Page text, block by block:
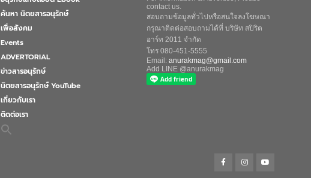
ค้นหา นิตยสารอนุรักษ์
เพื่อสังคม
Events
ADVERTORIAL
ข่าวสารอนุรักษ์
นิตยสารอนุรักษ์ YouTube
เกี่ยวกับเรา
ติดต่อเรา
contact us.
สอบถามข้อมูลทั่วไปหรือสนใจลงโฆษณา
กรุณาติดต่อสอบถามได้ที่ บริษัท สปิริต
อาร์ท 2011 จำกัด
โทร 080-451-5555
Email: anurakmag@gmail.com
Add LINE @anurakmag